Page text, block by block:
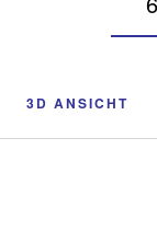
3D ANSICHT